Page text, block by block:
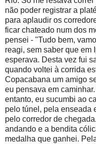
não poder registrar a
para aplaudir os
ficar chateado num dos
pensei - "Tudo bem,
reagi, sem saber que em
esperava. Desta vez fui
quando voltei à corrida
Copacabana um amigo
eu pensava em
entanto, eu sucumbi ao
pelo túnel, pela enseada
pelo corredor de
andando e a bendita
medalha que ganhei.